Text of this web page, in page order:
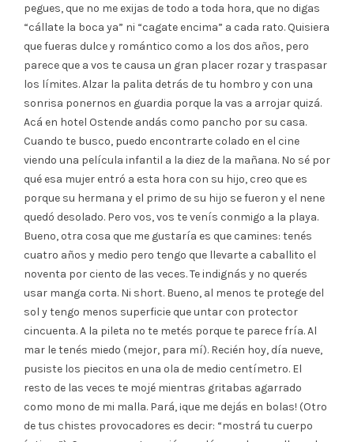
pegues, que no me exijas de todo a toda hora, que no digas
“cállate la boca ya” ni “cagate encima” a cada rato. Quisiera
que fueras dulce y romántico como a los dos años, pero
parece que a vos te causa un gran placer rozar y traspasar
los límites. Alzar la palita detrás de tu hombro y con una
sonrisa ponernos en guardia porque la vas a arrojar quizá.
Acá en hotel Ostende andás como pancho por su casa.
Cuando te busco, puedo encontrarte colado en el cine
viendo una película infantil a la diez de la mañana. No sé por
qué esa mujer entró a esta hora con su hijo, creo que es
porque su hermana y el primo de su hijo se fueron y el nene
quedó desolado. Pero vos, vos te venís conmigo a la playa.
Bueno, otra cosa que me gustaría es que camines: tenés
cuatro años y medio pero tengo que llevarte a caballito el
noventa por ciento de las veces. Te indignás y no querés
usar manga corta. Ni short. Bueno, al menos te protege del
sol y tengo menos superficie que untar con protector
cincuenta. A la pileta no te metés porque te parece fría. Al
mar le tenés miedo (mejor, para mí). Recién hoy, día nueve,
pusiste los piecitos en una ola de medio centímetro. El
resto de las veces te mojé mientras gritabas agarrado
como mono de mi malla. Pará, ¡que me dejás en bolas! (Otro
de tus chistes provocadores es decir: “mostrá tu cuerpo